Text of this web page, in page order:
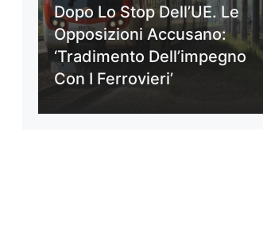
Dopo Lo Stop Dell’UE. Le
Opposizioni Accusano:
‘Tradimento Dell’impegno
Con I Ferrovieri’